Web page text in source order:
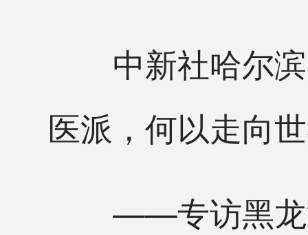
中新社哈尔滨
医派，何以走向
——专访黑龙江